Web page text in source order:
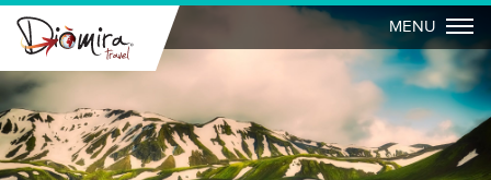
MENU